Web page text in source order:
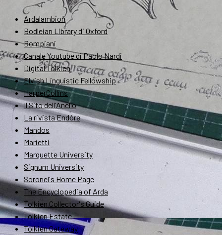
Ardalambion
Bodleian Library di Oxford
Bompiani
Canale Youtube di Paolo Nardi
Digital Tolkien
Elvish Linguistic Fellowship
HarperCollins
Il Sito dell'Anello
La rivista Endóre
Mandos
Marietti
Marquette University
Signum University
Soronel's Home Page
The Encyclopedia of Arda
Tolkien Collector's Guide
Tolkien Estate
Tolkien Gateway